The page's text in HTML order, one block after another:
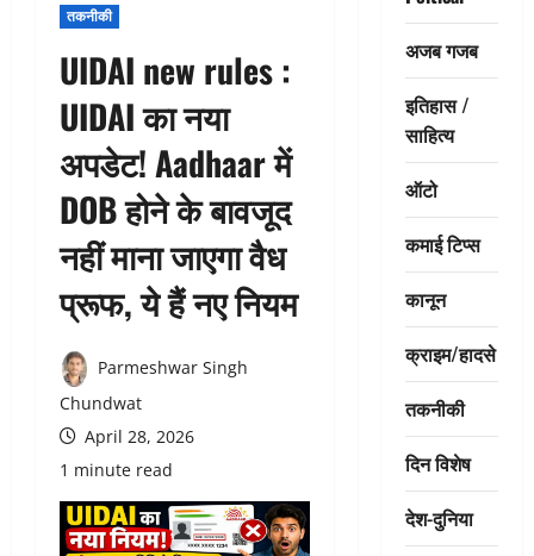
तकनीकी
UIDAI new rules :
UIDAI का नया
अपडेट! Aadhaar में
DOB होने के बावजूद
नहीं माना जाएगा वैध
प्रूफ, ये हैं नए नियम
Parmeshwar Singh
Chundwat
April 28, 2026
1 minute read
अजब गजब
इतिहास /
साहित्य
ऑटो
कमाई टिप्स
कानून
क्राइम/हादसे
तकनीकी
दिन विशेष
देश-दुनिया